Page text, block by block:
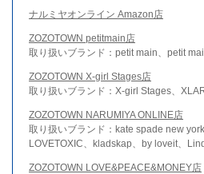
ナルミヤオンライン Amazon店
ZOZOTOWN petitmain店
取り扱いブランド：petit main、petit
ZOZOTOWN X-girl Stages店
取り扱いブランド：X-girl Stages、
ZOZOTOWN NARUMIYA ONLINE店
取り扱いブランド：kate spade new
LOVETOXIC、kladskap、by loveit、
ZOZOTOWN LOVE&PEACE&MONEY店